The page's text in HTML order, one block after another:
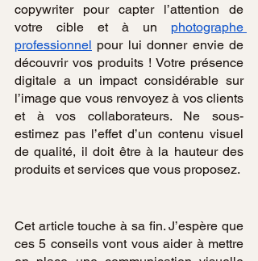
copywriter pour capter l’attention de
votre cible et à un photographe
professionnel pour lui donner envie de
découvrir vos produits ! Votre présence
digitale a un impact considérable sur
l’image que vous renvoyez à vos clients
et à vos collaborateurs. Ne sous-
estimez pas l’effet d’un contenu visuel
de qualité, il doit être à la hauteur des
produits et services que vous proposez.
Cet article touche à sa fin. J’espère que
ces 5 conseils vont vous aider à mettre